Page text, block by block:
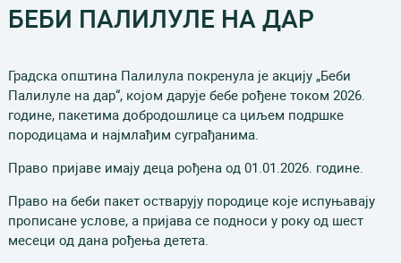
БЕБИ ПАЛИЛУЛЕ НА ДАР
Градска општина Палилула покренула је aкцију „Беби
Палилуле на дар“, којом дарује бебе рођене током 2026.
године, пакетима добродошлице са циљем подршке
породицама и најмлађим суграђанима.
Право пријаве имају деца рођена од 01.01.2026. године.
Право на беби пакет остварују породице које испуњавају
прописане услове, а пријава се подноси у року од шест
месеци од дана рођења детета.